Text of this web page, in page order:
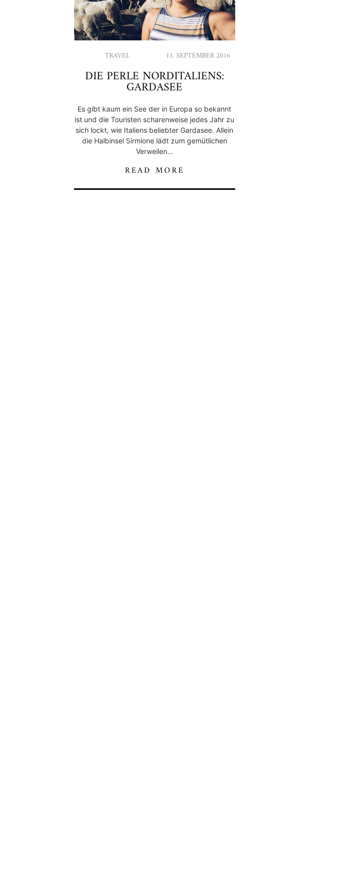
TRAVEL 11. SEPTEMBER 2016
DIE PERLE NORDITALIENS:
GARDASEE
Es gibt kaum ein See der in Europa so bekannt
ist und die Touristen scharenweise jedes Jahr zu
sich lockt, wie Italiens beliebter Gardasee. Allein
die Halbinsel Sirmione lädt zum gemütlichen
Verweilen…
READ MORE